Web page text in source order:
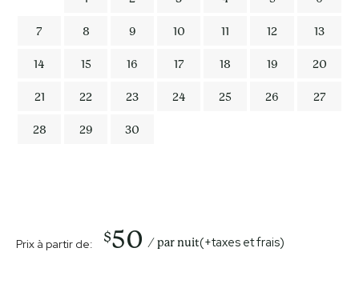
7 8 9 10 11 12 13
14 15 16 17 18 19 20
21 22 23 24 25 26 27
28 29 30
Prix à partir de: $50 par nuit(+taxes et frais)